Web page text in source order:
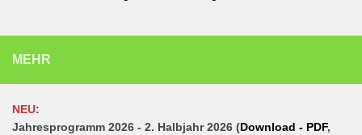
MEHR
NEU:
Jahresprogramm 2026 - 2. Halbjahr 2026 (Download - PDF,